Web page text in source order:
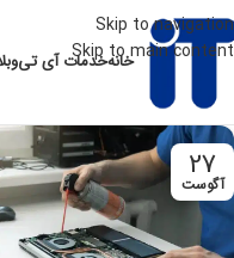
Skip to navigation
Skip to main content
خانهخدمات آی تی
27
آگوست